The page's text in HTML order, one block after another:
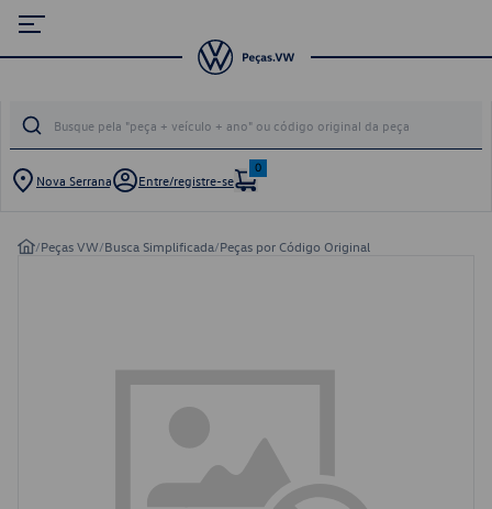
Nova Serrana Entre/registre-se
0
/Peças VW/Busca Simplificada/Peças por Código Original